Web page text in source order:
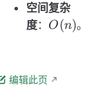
空间复杂
度： O(n)
O(n)。
编辑此页